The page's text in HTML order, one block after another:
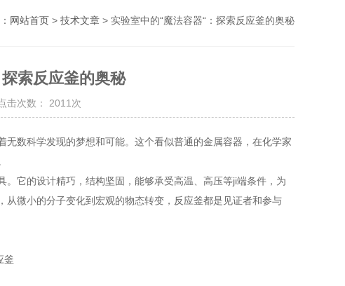
网站首页 > 技术文章 > 实验室中的“魔法容器“：探索反应釜的奥秘
索反应釜的奥秘
次数： 2011次
数科学发现的梦想和可能。这个看似普通的金属容器，在化学家
它的设计精巧，结构坚固，能够承受高温、高压等ji端条件，为
微小的分子变化到宏观的物态转变，反应釜都是见证者和参与